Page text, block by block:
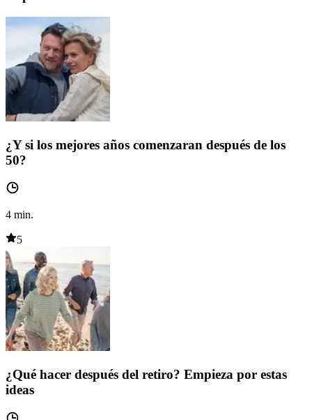
¿Y si los mejores años comenzaran después de los
50?
4 min.
5
¿Qué hacer después del retiro? Empieza por estas
ideas